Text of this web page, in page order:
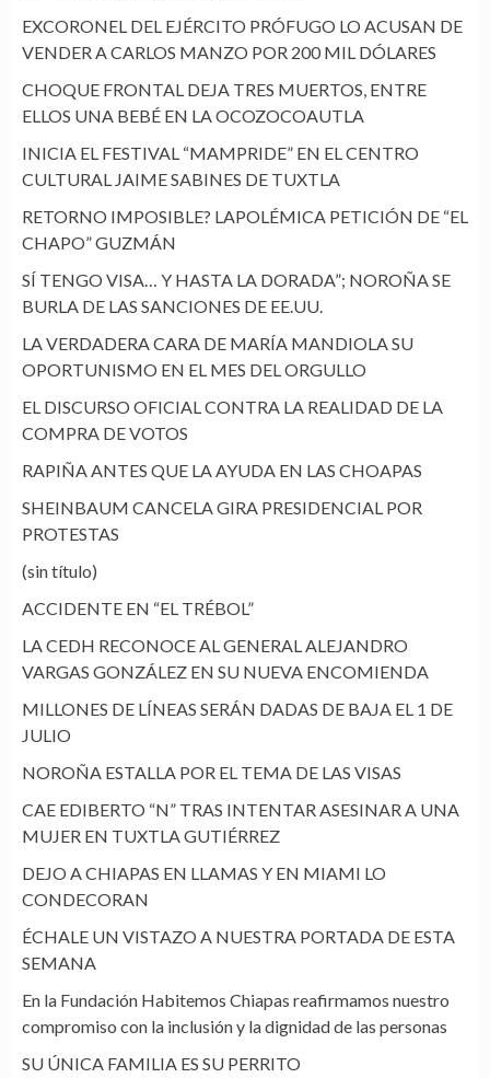
EXCORONEL DEL EJÉRCITO PRÓFUGO LO ACUSAN DE
VENDER A CARLOS MANZO POR 200 MIL DÓLARES
CHOQUE FRONTAL DEJA TRES MUERTOS, ENTRE
ELLOS UNA BEBÉ EN LA OCOZOCOAUTLA
INICIA EL FESTIVAL “MAMPRIDE” EN EL CENTRO
CULTURAL JAIME SABINES DE TUXTLA
RETORNO IMPOSIBLE? LAPOLÉMICA PETICIÓN DE “EL
CHAPO” GUZMÁN
SÍ TENGO VISA… Y HASTA LA DORADA”; NOROÑA SE
BURLA DE LAS SANCIONES DE EE.UU.
LA VERDADERA CARA DE MARÍA MANDIOLA SU
OPORTUNISMO EN EL MES DEL ORGULLO
EL DISCURSO OFICIAL CONTRA LA REALIDAD DE LA
COMPRA DE VOTOS
RAPIÑA ANTES QUE LA AYUDA EN LAS CHOAPAS
SHEINBAUM CANCELA GIRA PRESIDENCIAL POR
PROTESTAS
(sin título)
ACCIDENTE EN “EL TRÉBOL”
LA CEDH RECONOCE AL GENERAL ALEJANDRO
VARGAS GONZÁLEZ EN SU NUEVA ENCOMIENDA
MILLONES DE LÍNEAS SERÁN DADAS DE BAJA EL 1 DE
JULIO
NOROÑA ESTALLA POR EL TEMA DE LAS VISAS
CAE EDIBERTO “N” TRAS INTENTAR ASESINAR A UNA
MUJER EN TUXTLA GUTIÉRREZ
DEJO A CHIAPAS EN LLAMAS Y EN MIAMI LO
CONDECORAN
ÉCHALE UN VISTAZO A NUESTRA PORTADA DE ESTA
SEMANA
En la Fundación Habitemos Chiapas reafirmamos nuestro
compromiso con la inclusión y la dignidad de las personas
SU ÚNICA FAMILIA ES SU PERRITO